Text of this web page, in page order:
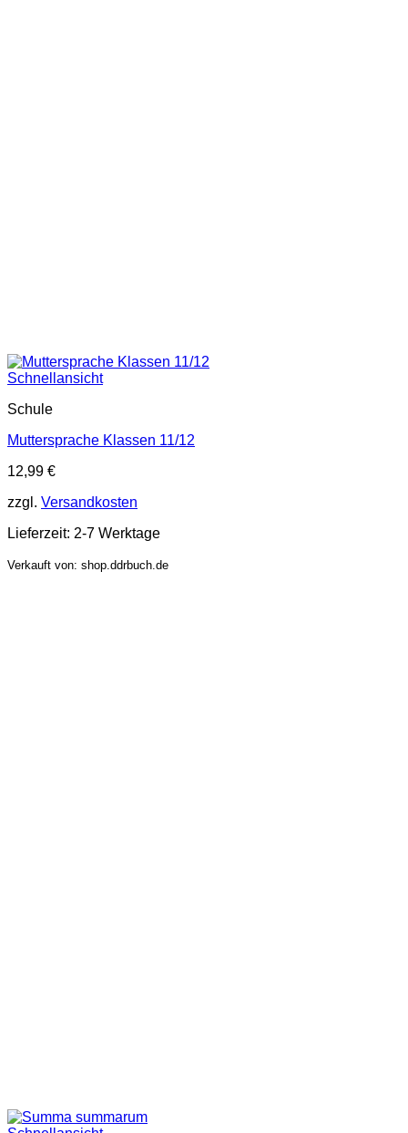
Schnellansicht
Schule
Muttersprache Klassen 11/12
12,99 €
zzgl. Versandkosten
Lieferzeit: 2-7 Werktage
Verkauft von: shop.ddrbuch.de